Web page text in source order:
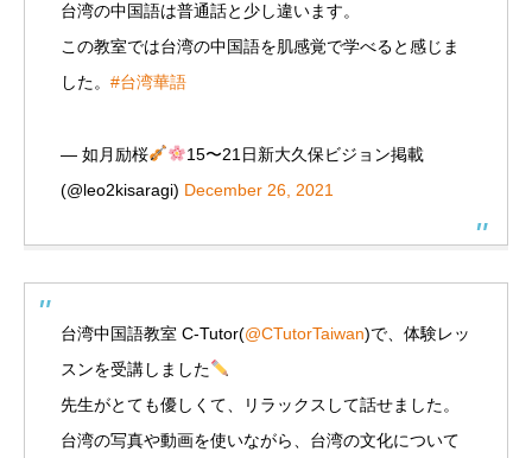
台湾の中国語は普通話と少し違います。
この教室では台湾の中国語を肌感覚で学べると感じま
した。 #台湾華語
— 如月励桜
15〜21日新大久保ビジョン掲載
(@leo2kisaragi) December 26, 2021
台湾中国語教室 C-Tutor(@CTutorTaiwan)で、体験レッ
スンを受講しました
先生がとても優しくて、リラックスして話せました。
台湾の写真や動画を使いながら、台湾の文化について